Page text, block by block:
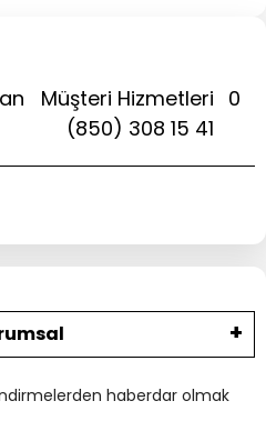
Müşteri Hizmetleri 0
(850) 308 15 41
haberdar olmak